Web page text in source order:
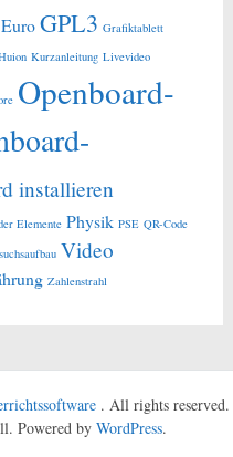
EuroGPL3 Grafiktablett
Kurzanleitung Livevideo
Openboard-
installieren
Elemente Physik PSE QR-Code
Video
Zahlenstrahl
. All rights reserved.
Powered by WordPress.